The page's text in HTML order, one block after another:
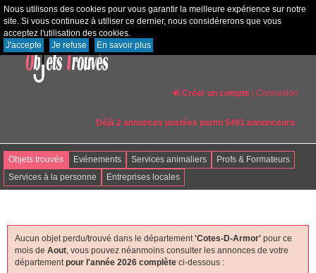
Nous utilisons des cookies pour vous garantir la meilleure expérience sur notre
site. Si vous continuez à utiliser ce dernier, nous considérerons que vous
acceptez l'utilisation des cookies.
J'accepte
Je refuse En savoir plus
Créer un compte Connexion
Déjà 2 annonces postées parmi 5491 annonceurs
Objets trouvés Evénements Services animaliers
Profs & Formateurs
Services à la personne
Entreprises locales
Aucun objet perdu/trouvé dans le département'cotes-D-Armor' pour ce
mois de Aout, vous pouvez néanmoins consulter les annonces de votre
départementpour l'année 2026 complète ci-dessous :